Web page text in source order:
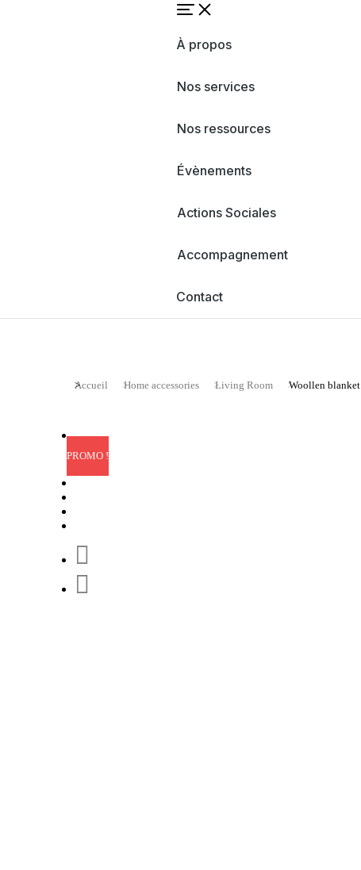
À propos
Nos services
Nos ressources
Évènements
Actions Sociales
Accompagnement
Contact
Vous êtes ici :
Accueil Home accessories Living Room Woollen blanket
PROMO !